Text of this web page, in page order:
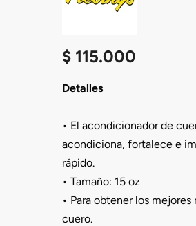
$ 115.000
Detalles
• El acondicionador de
acondiciona, fortalece e
rápido.
• Tamaño: 15 oz
• Para obtener los
cuero.